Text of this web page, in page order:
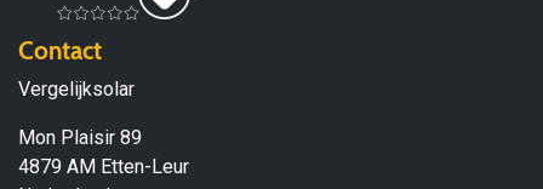
Contact
Vergelijksolar
Mon Plaisir 89
4879 AM Etten-Leur